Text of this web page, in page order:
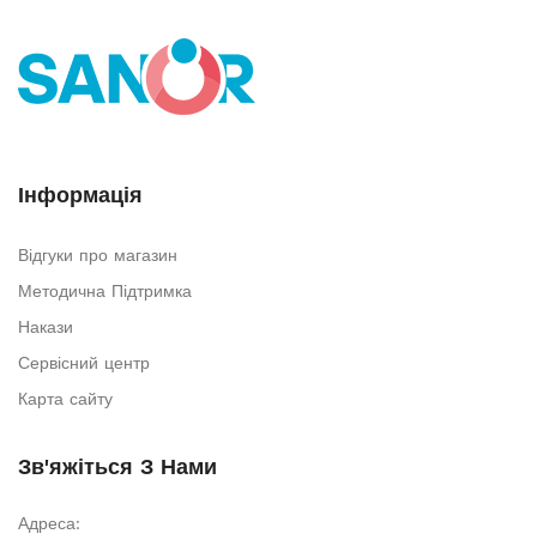
Інформація
Відгуки про магазин
Методична Підтримка
Накази
Сервісний центр
Карта сайту
Зв'яжіться З Нами
Адреса: